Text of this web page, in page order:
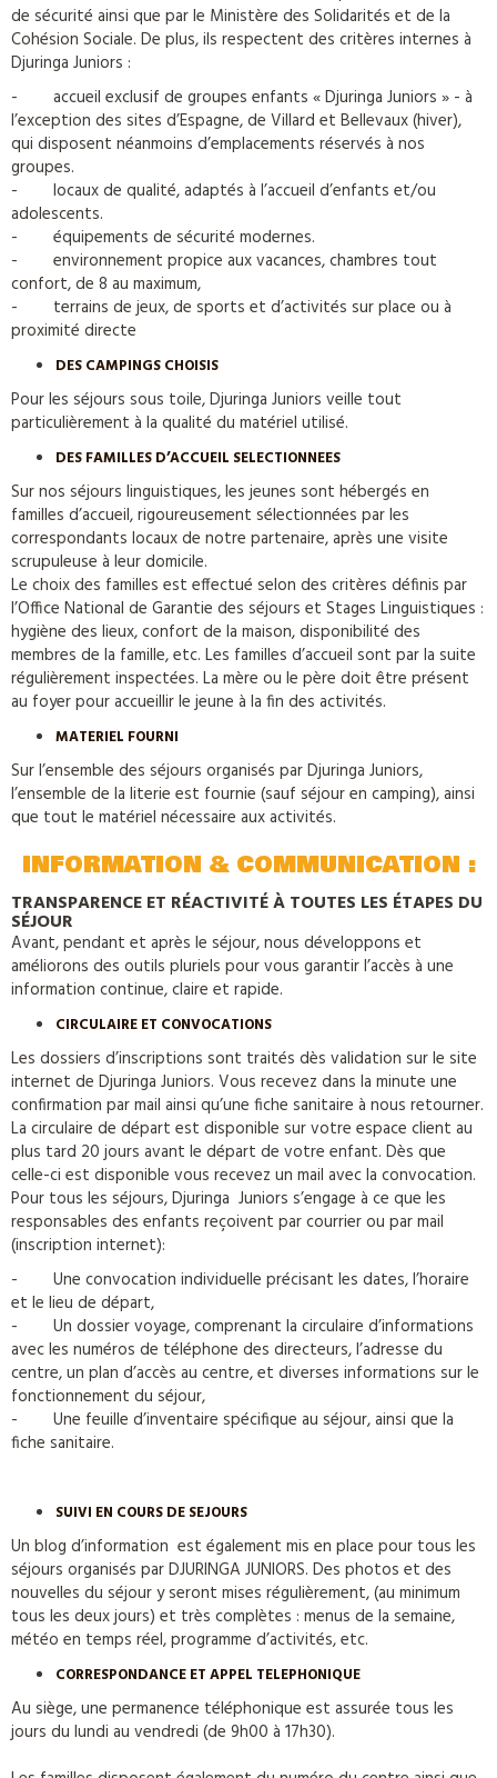
de sécurité ainsi que par le Ministère des Solidarités et de la
Cohésion Sociale. De plus, ils respectent des critères internes à
Djuringa Juniors :
- accueil exclusif de groupes enfants « Djuringa Juniors » - à
l’exception des sites d’Espagne, de Villard et Bellevaux (hiver),
qui disposent néanmoins d’emplacements réservés à nos
groupes.
- locaux de qualité, adaptés à l’accueil d’enfants et/ou
adolescents.
- équipements de sécurité modernes.
- environnement propice aux vacances, chambres tout
confort, de 8 au maximum,
- terrains de jeux, de sports et d’activités sur place ou à
proximité directe
DES CAMPINGS CHOISIS
Pour les séjours sous toile, Djuringa Juniors veille tout
particulièrement à la qualité du matériel utilisé.
DES FAMILLES D’ACCUEIL SELECTIONNEES
Sur nos séjours linguistiques, les jeunes sont hébergés en
familles d’accueil, rigoureusement sélectionnées par les
correspondants locaux de notre partenaire, après une visite
scrupuleuse à leur domicile.
Le choix des familles est effectué selon des critères définis par
l’Office National de Garantie des séjours et Stages Linguistiques :
hygiène des lieux, confort de la maison, disponibilité des
membres de la famille, etc. Les familles d’accueil sont par la suite
régulièrement inspectées. La mère ou le père doit être présent
au foyer pour accueillir le jeune à la fin des activités.
MATERIEL FOURNI
Sur l’ensemble des séjours organisés par Djuringa Juniors,
l’ensemble de la literie est fournie (sauf séjour en camping), ainsi
que tout le matériel nécessaire aux activités.
INFORMATION & COMMUNICATION :
TRANSPARENCE ET RÉACTIVITÉ À TOUTES LES ÉTAPES DU
SÉJOUR
Avant, pendant et après le séjour, nous développons et
améliorons des outils pluriels pour vous garantir l’accès à une
information continue, claire et rapide.
CIRCULAIRE ET CONVOCATIONS
Les dossiers d’inscriptions sont traités dès validation sur le site
internet de Djuringa Juniors. Vous recevez dans la minute une
confirmation par mail ainsi qu’une fiche sanitaire à nous retourner.
La circulaire de départ est disponible sur votre espace client au
plus tard 20 jours avant le départ de votre enfant. Dès que
celle-ci est disponible vous recevez un mail avec la convocation.
Pour tous les séjours, Djuringa Juniors s’engage à ce que les
responsables des enfants reçoivent par courrier ou par mail
(inscription internet):
- Une convocation individuelle précisant les dates, l’horaire
et le lieu de départ,
- Un dossier voyage, comprenant la circulaire d’informations
avec les numéros de téléphone des directeurs, l’adresse du
centre, un plan d’accès au centre, et diverses informations sur le
fonctionnement du séjour,
- Une feuille d’inventaire spécifique au séjour, ainsi que la
fiche sanitaire.
SUIVI EN COURS DE SEJOURS
Un blog d’information est également mis en place pour tous les
séjours organisés par DJURINGA JUNIORS. Des photos et des
nouvelles du séjour y seront mises régulièrement, (au minimum
tous les deux jours) et très complètes : menus de la semaine,
météo en temps réel, programme d’activités, etc.
CORRESPONDANCE ET APPEL TELEPHONIQUE
Au siège, une permanence téléphonique est assurée tous les
jours du lundi au vendredi (de 9h00 à 17h30).